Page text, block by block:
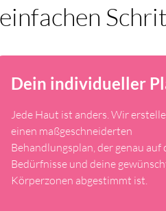
Dein individueller
Jede Haut ist anders. Wir
einen maßgeschneiderten
Behandlungsplan, der genau auf
Bedürfnisse und deine
Körperzonen abgestimmt ist.